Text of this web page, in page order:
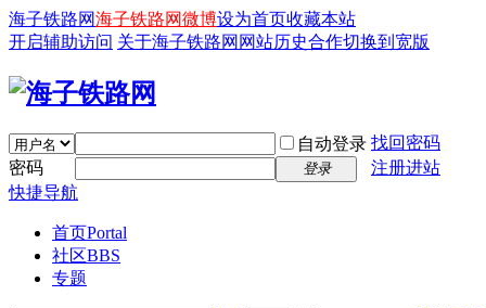
海子铁路网海子铁路网微博设为首页收藏本站
开启辅助访问 关于海子铁路网 网站历史合作切换到宽版
自动登录 找回密码
密码
登录
注册进站
快捷导航
首页Portal
社区BBS
专题